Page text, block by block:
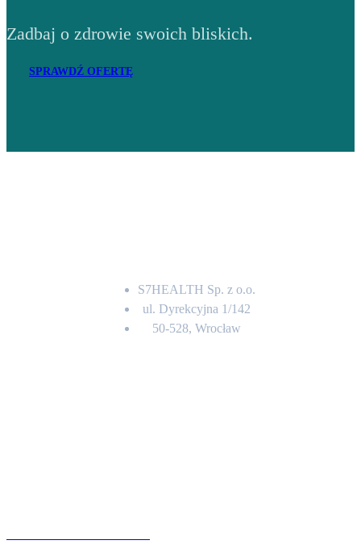
Zadbaj o zdrowie swoich bliskich.
SPRAWDŹ OFERTĘ
S7HEALTH Sp. z o.o.
ul. Dyrekcyjna 1/142
50-528, Wrocław